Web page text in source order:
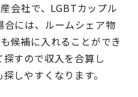
会社で、LGBTカップル
合には、ルームシェア物
候補に入れることができ
すので収入を合算し
しやすくなります。